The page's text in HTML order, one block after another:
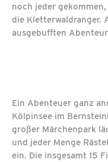
noch jeder
die Kletterwaldranger.
ausgebufften
Ein Abenteuer ganz
Kölpinsee im
großer Märchenpark
und jeder Menge
ein. Die insgesamt 15